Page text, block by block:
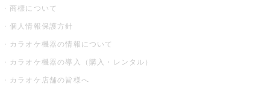
商標について
個人情報保護方針
カラオケ機器の情報について
カラオケ機器の導入（購入・レンタル）
カラオケ店舗の皆様へ